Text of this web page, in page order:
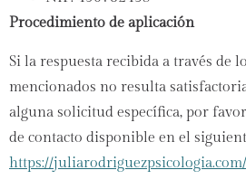
Procedimiento de aplicación
Si la respuesta recibida a través de
mencionados no resulta
alguna solicitud específica, por
de contacto disponible en el
https://